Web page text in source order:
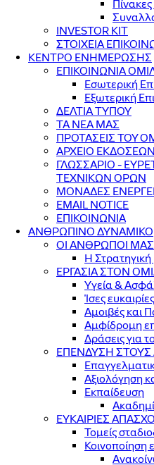
INVESTOR KIT
ΣΤΟΙΧΕΙΑ
ΚΕΝΤΡΟ ΕΝΗΜΕΡΩΣΗΣ
ΕΠΙΚΟΙΝΩΝΙΑ
Εσωτερική
Εξωτερική
ΔΕΛΤΙΑ ΤΥΠΟΥ
ΤΑ ΝΕΑ ΜΑΣ
ΠΡΟΤΑΣΕΙΣ ΤΟΥ
ΑΡΧΕΙΟ ΕΚΔΟΣΕΩΝ
ΓΛΩΣΣΑΡΙΟ -
ΤΕΧΝΙΚΩΝ ΟΡΩΝ
ΜΟΝΑΔΕΣ
EMAIL NOTICE
ΕΠΙΚΟΙΝΩΝΙΑ
ΑΝΘΡΩΠΙΝΟ ΔΥΝΑΜΙΚΟ
ΟΙ ΑΝΘΡΩΠΟΙ ΜΑΣ
Η
ΕΡΓΑΣΙΑ ΣΤΟΝ
Υγεία &
Ίσες ευκαιρίες
Αμοιβές και
Αμφίδρομη
Δράσεις για
ΕΠΕΝΔΥΣΗ
Αξιολόγηση
Εκπαίδευση
ΕΥΚΑΙΡΙΕΣ
Τομείς
Κοινοποίηση